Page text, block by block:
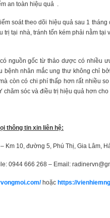
an toàn hiệu quả .
soát theo dõi hiệu quả sau 1
tại nhà, tránh tốn kém phải nằm
nguồn gốc từ thảo dược có nhiều
nhân mắc ung thư không chỉ
còn có chi phí thấp hơn rất nhiều
sóc và điều trị hiệu quả hơn
thông tin xin liên hệ:
Km 10, đường 5, Phú Thị, Gia Lâm,
0944 666 268 – Email:
hoặc https://